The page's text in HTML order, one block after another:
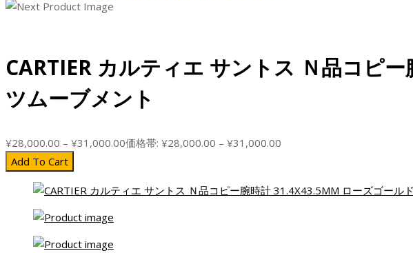
CARTIER カルティエ サントス Ｎ品コピ
ツムーブメント
¥28,000.00 – ¥31,000.00価格帯: ¥28,000.00 – ¥31,000.00
Add To Cart